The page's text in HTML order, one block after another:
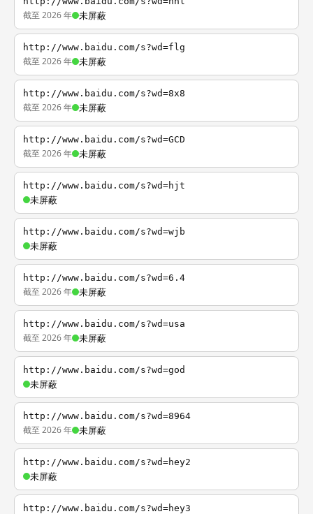
截至 2026 年 未屏蔽
http://www.baidu.com/s?wd=flg
截至 2026 年 未屏蔽
http://www.baidu.com/s?wd=8x8
截至 2026 年 未屏蔽
http://www.baidu.com/s?wd=GCD
截至 2026 年 未屏蔽
http://www.baidu.com/s?wd=hjt
未屏蔽
http://www.baidu.com/s?wd=wjb
未屏蔽
http://www.baidu.com/s?wd=6.4
截至 2026 年 未屏蔽
http://www.baidu.com/s?wd=usa
截至 2026 年 未屏蔽
http://www.baidu.com/s?wd=god
未屏蔽
http://www.baidu.com/s?wd=8964
截至 2026 年 未屏蔽
http://www.baidu.com/s?wd=hey2
未屏蔽
http://www.baidu.com/s?wd=hey3